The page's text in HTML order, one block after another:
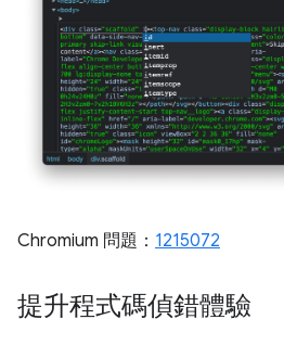
Chromium 問題： 1215072
提升程式碼偵錯體驗